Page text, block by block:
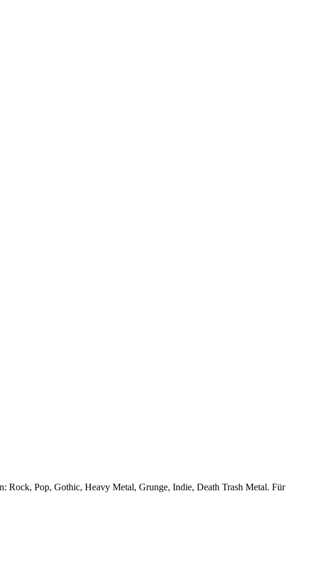
Rock, Pop, Gothic, Heavy Metal, Grunge, Indie, Death Trash Metal. Für